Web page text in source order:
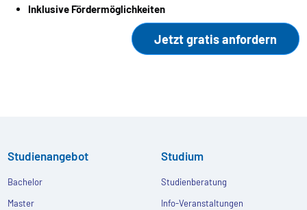
Inklusive Fördermöglichkeiten
Studienangebot
Bachelor
Master
Studium
Studienberatung
Info-Veranstaltungen